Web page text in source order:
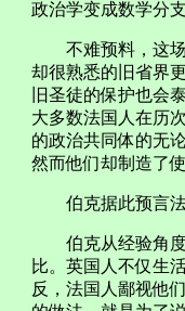
政治学变成数学分
不难预料，这场
却很熟悉的旧省界
旧圣徒的保护也会
大多数法国人在历
的政治共同体的无
然而他们却制造了
伯克据此预言法
伯克从经验角度
比。英国人不仅生
反，法国人鄙视他